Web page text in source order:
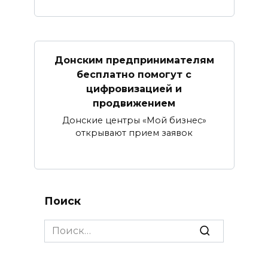
Донским предпринимателям
бесплатно помогут с
цифровизацией и
продвижением
Донские центры «Мой бизнес»
открывают прием заявок
Поиск
Search
for: